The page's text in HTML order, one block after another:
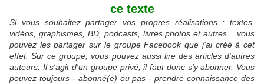
ce texte
Si vous souhaitez partager vos propres réalisations : textes,
vidéos, graphismes, BD, podcasts, livres photos et autres... vous
pouvez les partager sur le groupe Facebook que j'ai créé à cet
effet. Sur ce groupe, vous pouvez aussi lire des articles d'autres
auteurs. Il s'agit d'un groupe privé, il faut donc s'y abonner. Vous
pouvez toujours - abonné(e) ou pas - prendre connaissance des